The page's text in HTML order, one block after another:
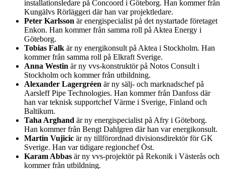
installationsledare på Concoord i Göteborg. Han kommer från
Kungälvs Rörläggeri där han var projektledare.
Peter Karlsson är energispecialist på det nystartade företaget
Enkon. Han kommer från samma roll på Aktea Energy i
Göteborg.
Tobias Falk är ny energikonsult på Aktea i Stockholm. Han
kommer från samma roll på Elkraft Sverige.
Anna Westin är ny vvs-konstruktör på Notos Consult i
Stockholm och kommer från utbildning.
Alexander Lagergréen är ny sälj- och marknadschef på
Aarsleff Pipe Technologies. Han kommer från Danfoss där
han var teknisk supportchef Värme i Sverige, Finland och
Baltikum.
Taha Arghand är ny energispecialist på Afry i Göteborg.
Han kommer från Bengt Dahlgren där han var energikonsult.
Martin Vujicic är ny tillförordnad divisionsdirektör för GK
Sverige. Han var tidigare regionchef Öst.
Karam Abbas är ny vvs-projektör på Rekonik i Västerås och
kommer från utbildning.